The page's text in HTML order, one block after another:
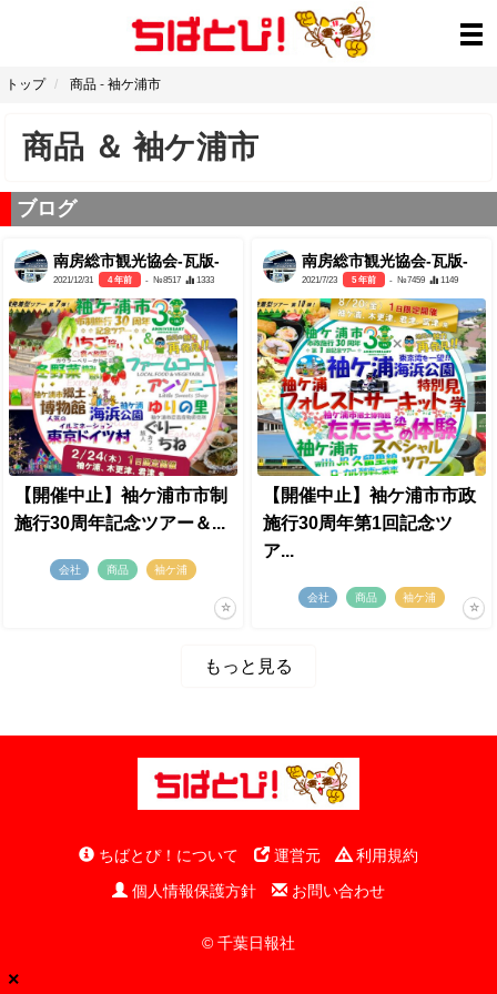
トップ 商品 - 袖ケ浦市
商品 ＆袖ケ浦市
ブログ
南房総市観光協会-瓦版-
2021/12/31 4 年前 - №8517 1333
【開催中止】袖ケ浦市市制
施行30周年記念ツアー＆...
会社 商品 袖ケ浦
南房総市観光協会-瓦版-
2021/7/23 5 年前 - №7459 1149
【開催中止】袖ケ浦市市政
施行30周年第1回記念ツ
ア...
会社 商品 袖ケ浦
もっと見る
ちばとぴ！について 運営元
利用規約
個人情報保護方針
お問い合わせ
© 千葉日報社
×